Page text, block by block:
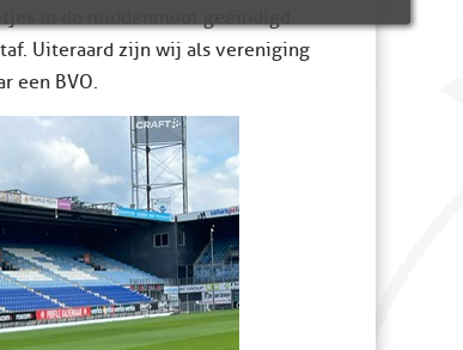
in de middenmoot geëindigd.
Uiteraard zijn wij als vereniging
een BVO.